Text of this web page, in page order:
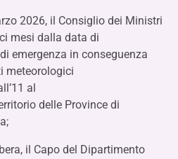
2026, il Consiglio dei Ministri
mesi dalla data di
emergenza in conseguenza
meteorologici
al
delle Province di
il Capo del Dipartimento